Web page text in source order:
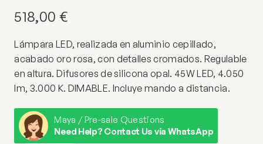
518,00 €
Lámpara LED, realizada en aluminio cepillado,
acabado oro rosa, con detalles cromados. Regulable
en altura. Difusores de silicona opal. 45W LED, 4.050
lm, 3.000 K. DIMABLE. Incluye mando a distancia.
Maya / Pre-sale Questions
Need Help? Contact Us via WhatsApp